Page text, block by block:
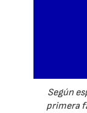
Según
primera